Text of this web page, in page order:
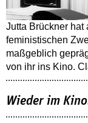
Jutta Brückner hat
feministischen
maßgeblich
von ihr ins Kino.
Wieder im